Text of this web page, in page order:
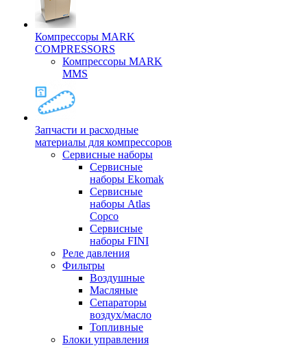
Компрессоры MARK
COMPRESSORS
Компрессоры MARK
MMS
Запчасти и расходные
материалы для компрессоров
Cервисные наборы
Сервисные
наборы Ekomak
Cервисные
наборы Atlas
Copco
Сервисные
наборы FINI
Реле давления
Фильтры
Воздушные
Масляные
Сепараторы
воздух/масло
Топливные
Блоки управления